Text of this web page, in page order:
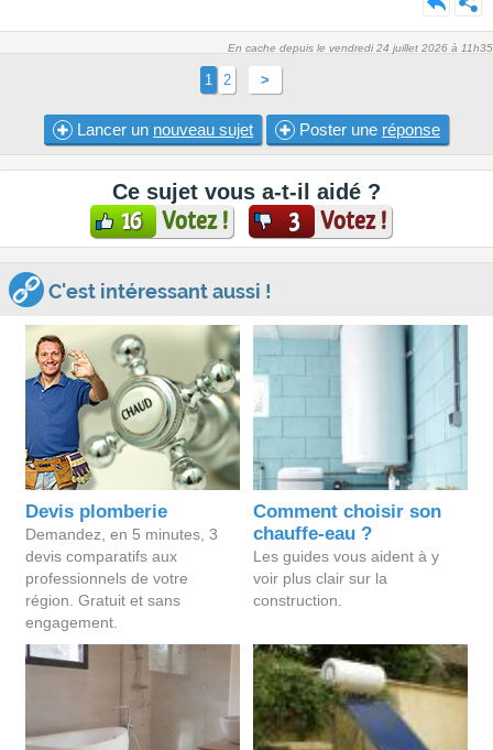
En cache depuis le vendredi 24 juillet 2026 à 11h35
1 2 >
Lancer un nouveau sujet Poster une réponse
Ce sujet vous a-t-il aidé ?
16 Votez ! 3 Votez !
C'est intéressant aussi !
Devis plomberie
Demandez, en 5 minutes, 3
devis comparatifs aux
professionnels de votre
région. Gratuit et sans
engagement.
Comment choisir son
chauffe-eau ?
Les guides vous aident à y
voir plus clair sur la
construction.